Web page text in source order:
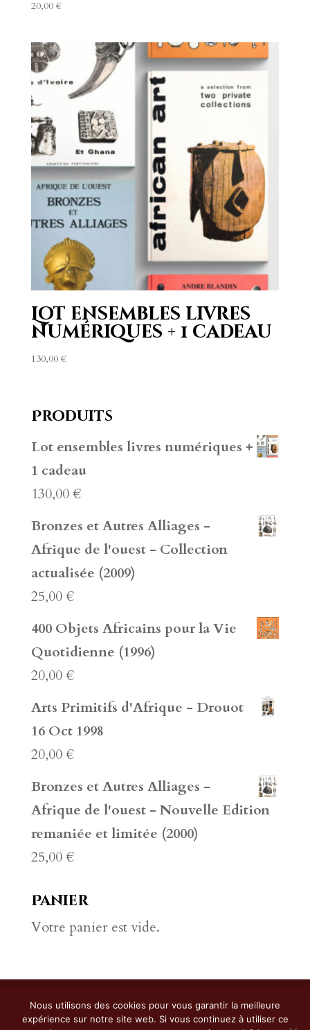
20,00 €
Lot ensembles livres
numériques + 1 cadeau
130,00 €
Produits
Lot ensembles livres numériques +
1 cadeau
130,00€
Bronzes et Autres Alliages -
Afrique de l'ouest - Collection
actualisée (2009)
25,00€
400 Objets Africains pour la Vie
Quotidienne (1996)
20,00€
Arts Primitifs d'Afrique - Drouot
16 Oct 1998
20,00€
Bronzes et Autres Alliages -
Afrique de l'ouest - Nouvelle Edition
remaniée et limitée (2000)
25,00€
Panier
Votre panier est vide.
Copyright ©2026 Harlone | développé
Nous utilisons des cookies pour vous garantir la meilleure
expérience sur notre site web. Si vous continuez à utiliser ce